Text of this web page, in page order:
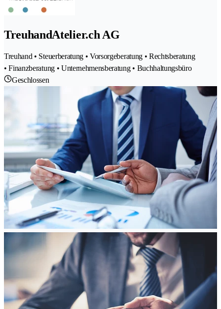
TreuhandAtelier.ch AG
Treuhand • Steuerberatung • Vorsorgeberatung • Rechtsberatung
• Finanzberatung • Unternehmensberatung • Buchhaltungsbüro
Geschlossen